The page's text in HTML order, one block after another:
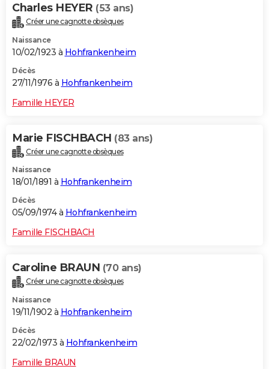
Charles HEYER (53 ans)
Créer une cagnotte obsèques
Naissance
10/02/1923 à Hohfrankenheim
Décès
27/11/1976 à Hohfrankenheim
Famille HEYER
Marie FISCHBACH (83 ans)
Créer une cagnotte obsèques
Naissance
18/01/1891 à Hohfrankenheim
Décès
05/09/1974 à Hohfrankenheim
Famille FISCHBACH
Caroline BRAUN (70 ans)
Créer une cagnotte obsèques
Naissance
19/11/1902 à Hohfrankenheim
Décès
22/02/1973 à Hohfrankenheim
Famille BRAUN